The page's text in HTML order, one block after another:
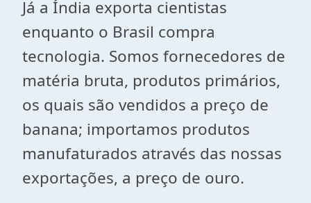
Já a Índia exporta cientistas
enquanto o Brasil compra
tecnologia. Somos fornecedores de
matéria bruta, produtos primários,
os quais são vendidos a preço de
banana; importamos produtos
manufaturados através das nossas
exportações, a preço de ouro.